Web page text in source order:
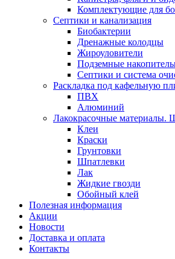
Комплектующие для
Септики и канализация
Биобактерии
Дренажные колодцы
Жироуловители
Подземные
Септики и система
Раскладка под кафельную
ПВХ
Алюминий
Лакокрасочные материалы.
Клеи
Краски
Грунтовки
Шпатлевки
Лак
Жидкие гвозди
Обойный клей
Полезная информация
Акции
Новости
Доставка и оплата
Контакты